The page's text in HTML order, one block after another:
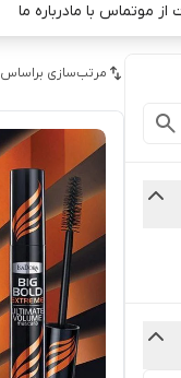
از موتماس با مادرباره ما
مرتب‌سازی